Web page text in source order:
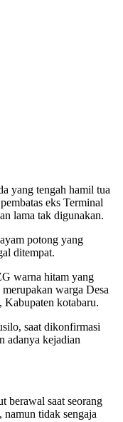
yang tengah hamil tua
eks Terminal
lama tak digunakan.
potong yang
ditempat.
warna hitam yang
warga Desa
kotabaru.
saat dikonfirmasi
adanya kejadian
berawal saat seorang
tidak sengaja